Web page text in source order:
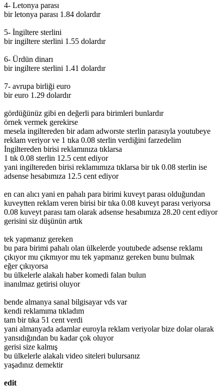
4- Letonya parası
bir letonya parası 1.84 dolardır
5- İngiltere sterlini
bir ingiltere sterlini 1.55 dolardır
6- Ürdün dinarı
bir ingiltere sterlini 1.41 dolardır
7- avrupa birliği euro
bir euro 1.29 dolardır
gördüğünüz gibi en değerli para birimleri bunlardır
örnek vermek gerekirse
mesela ingiltereden bir adam adworste sterlin parasıyla youtubeye
reklam veriyor ve 1 tıka 0.08 sterlin verdiğini farzedelim
İngiltereden birisi reklamınıza tıklarsa
1 tık 0.08 sterlin 12.5 cent ediyor
yani ingiltereden birisi reklamımıza tıklarsa bir tık 0.08 sterlin ise
adsense hesabımıza 12.5 cent ediyor
en can alıcı yani en pahalı para birimi kuveyt parası olduğundan
kuveytten reklam veren birisi bir tıka 0.08 kuveyt parası veriyorsa
0.08 kuveyt parası tam olarak adsense hesabımıza 28.20 cent ediyor
gerisini siz düşünün artık
tek yapmanız gereken
bu para birimi pahalı olan ülkelerde youtubede adsense reklamı
çıkıyor mu çıkmıyor mu tek yapmanız gereken bunu bulmak
eğer çıkıyorsa
bu ülkelerle alakalı haber komedi falan bulun
inanılmaz getirisi oluyor
bende almanya sanal bilgisayar vds var
kendi reklamıma tıkladım
tam bir tıka 51 cent verdi
yani almanyada adamlar euroyla reklam veriyolar bize dolar olarak
yansıdığından bu kadar çok oluyor
gerisi size kalmış
bu ülkelerle alakalı video siteleri bulursanız
yaşadınız demektir
edit